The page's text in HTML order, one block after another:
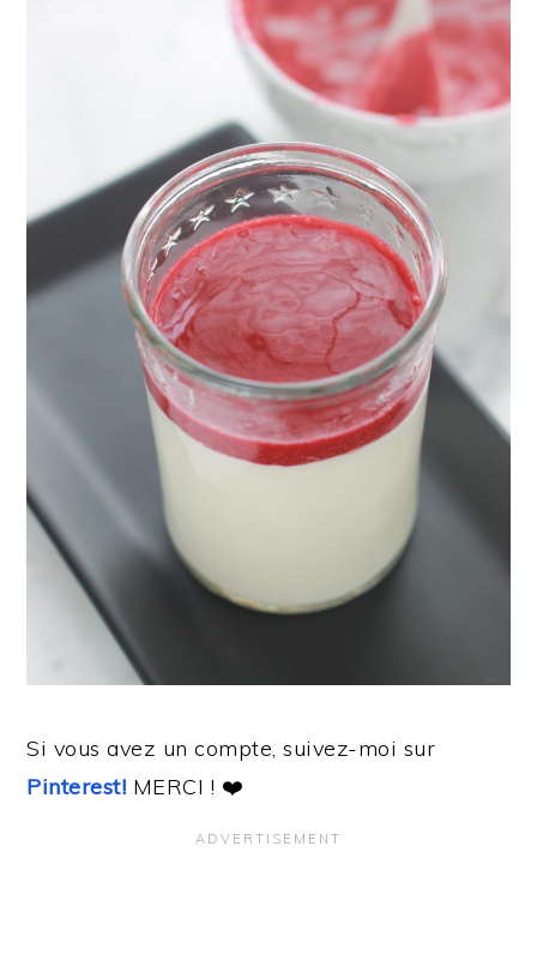
Si vous avez un compte, suivez-moi sur
Pinterest! MERCI ! ❤️